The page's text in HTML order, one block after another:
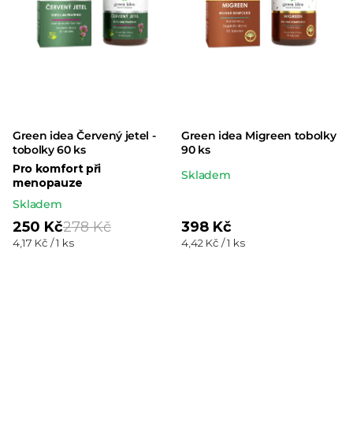
Green idea Červený jetel -
tobolky 60 ks
Pro komfort při
menopauze
Skladem
250 Kč278 Kč
Měrná
4,17 Kč / 1 ks
Green idea Migreen tobolky
90 ks
Průměrné
produktu
je
Skladem
398 Kč
Měrná
4,42 Kč / 1 ks